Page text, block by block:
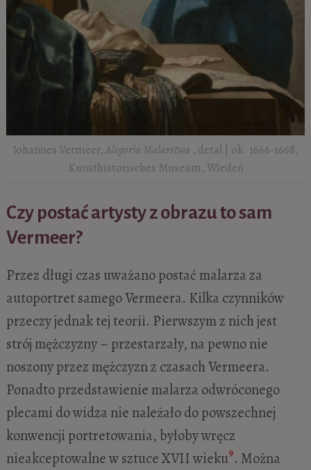
Johannes Vermeer,Alegoria Malarstwa , detal | ok. 1666-1668,
Kunsthistorisches Museum, Wiedeń
Czy postać artysty z obrazu to sam
Vermeer?
Przez długi czas uważano postać malarza za
autoportret samego Vermeera. Kilka czynników
przeczy jednak tej teorii. Pierwszym z nich jest
strój mężczyzny – przestarzały, na pewno nie
noszony przez mężczyzn z czasach Vermeera.
Ponadto przedstawienie malarza odwróconego
plecami do widza nie należało do powszechnej
konwencji portretowania, byłoby wręcz
nieakceptowalne w sztuce XVII wieku9. Można